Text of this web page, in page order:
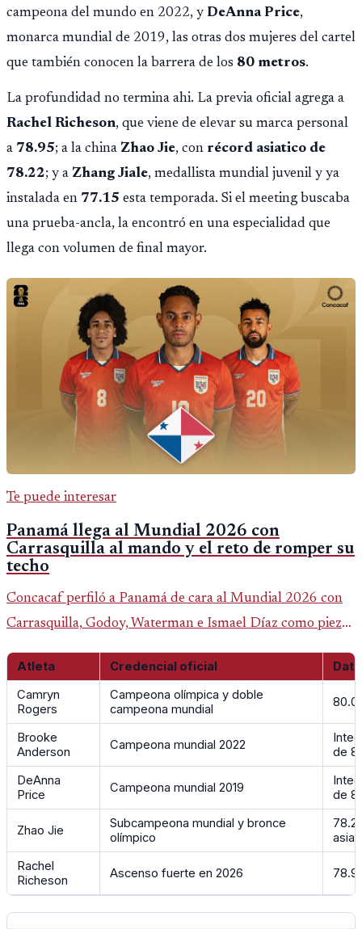
campeona del mundo en 2022, y DeAnna Price,
monarca mundial de 2019, las otras dos mujeres del cartel
que también conocen la barrera de los 80 metros.
La profundidad no termina ahi. La previa oficial agrega a
Rachel Richeson, que viene de elevar su marca personal
a 78.95; a la china Zhao Jie, con récord asiatico de
78.22; y a Zhang Jiale, medallista mundial juvenil y ya
instalada en 77.15 esta temporada. Si el meeting buscaba
una prueba-ancla, la encontró en una especialidad que
llega con volumen de final mayor.
Te puede interesar
Panamá llega al Mundial 2026 con
Carrasquilla al mando y el reto de romper su
techo
Concacaf perfiló a Panamá de cara al Mundial 2026 con
Carrasquilla, Godoy, Waterman e Ismael Díaz como piezas
centrales en un grupo que también incluye a Inglaterra,
Croacia y Ghana.
Atleta Credencial oficial
Camryn
Rogers
Campeona olímpica y doble
campeona mundial
Brooke
Anderson
Campeona mundial 2022
de
DeAnna
Price
Campeona mundial 2019
de
Zhao Jie
Subcampeona mundial y bronce
olímpico
Rachel
Richeson
Ascenso fuerte en 2026